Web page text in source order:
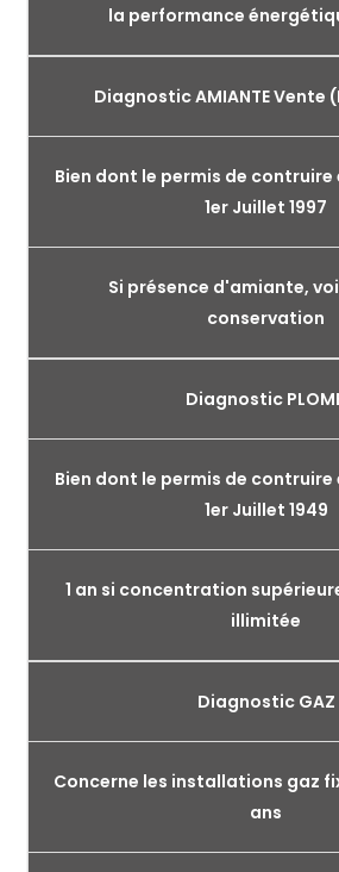
la performance
Diagnostic AMIANTE Vente
Bien dont le permis de
1er Juillet 1997
Si présence d'amiante,
conservation
Diagnostic
Bien dont le permis de
1er Juillet 1949
1 an si concentration
illimitée
Diagnostic GAZ
Concerne les installations gaz
ans